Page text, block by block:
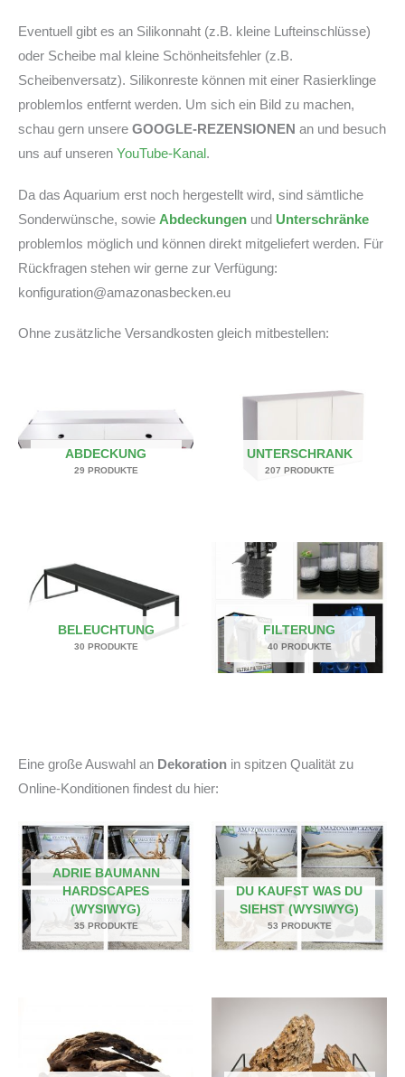
Eventuell gibt es an Silikonnaht (z.B. kleine Lufteinschlüsse)
oder Scheibe mal kleine Schönheitsfehler (z.B.
Scheibenversatz). Silikonreste können mit einer Rasierklinge
problemlos entfernt werden. Um sich ein Bild zu machen,
schau gern unsere GOOGLE-REZENSIONEN an und besuch
uns auf unseren YouTube-Kanal.
Da das Aquarium erst noch hergestellt wird, sind sämtliche
Sonderwünsche, sowie Abdeckungen und Unterschränke
problemlos möglich und können direkt mitgeliefert werden. Für
Rückfragen stehen wir gerne zur Verfügung:
konfiguration@amazonasbecken.eu
Ohne zusätzliche Versandkosten gleich mitbestellen:
ABDECKUNG
29 PRODUKTE
UNTERSCHRANK
207 PRODUKTE
BELEUCHTUNG
30 PRODUKTE
FILTERUNG
40 PRODUKTE
Eine große Auswahl an Dekoration in spitzen Qualität zu
Online-Konditionen findest du hier:
ADRIE BAUMANN
HARDSCAPES
(WYSIWYG)
35 PRODUKTE
DU KAUFST WAS DU
SIEHST (WYSIWYG)
53 PRODUKTE